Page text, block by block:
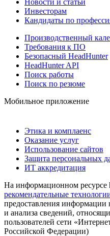
Инвесторам
Кандидаты по
Производственный
Требования к ПО
Безопасный HeadHunter
HeadHunter API
Поиск работы
Поиск по резюме
Мобильное приложение
Этика и комплаенс
Оказание услуг
Использование сайтов
Защита персональных
ИТ аккредитация
На информационном ресурсе
рекомендательные
предоставления информации
и анализа сведений,
пользователей сети
Российской Федерации)